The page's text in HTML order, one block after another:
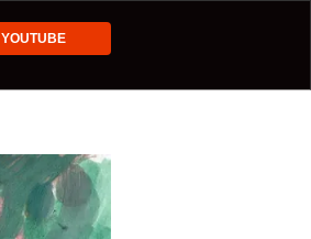
YOUTUBE